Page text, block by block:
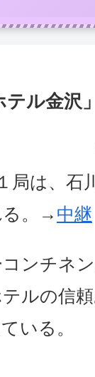
ル金沢」
局は、石
る。→ 中継
ンチネ
ルの信
いる。